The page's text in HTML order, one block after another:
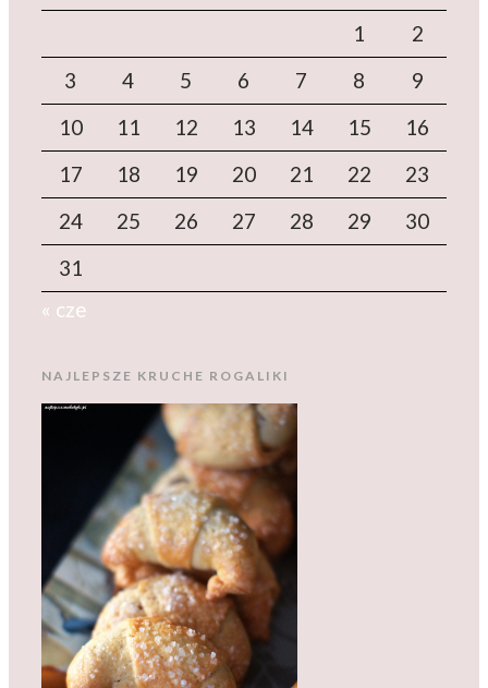
1
2
3
4 5 6 7 8
9
10
11 12 13 14 15
16
17
18 19 20 21 22
23
24
25 26 27 28 29
30
31
« cze
NAJLEPSZE KRUCHE ROGALIKI